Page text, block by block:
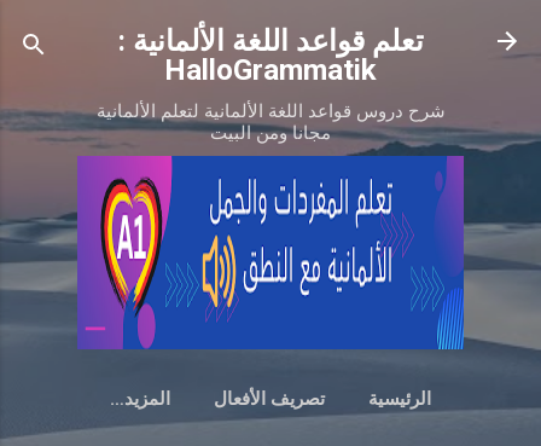
التخطي إلى المحتوى الرئيسي
تعلم قواعد اللغة الألمانية :
HalloGrammatik
شرح دروس قواعد اللغة الألمانية لتعلم الألمانية
مجانا ومن البيت
الرئيسية تصريف الأفعال ‏المزيد…